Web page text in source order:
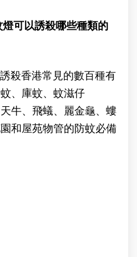
可以誘殺哪些種類的
香港常見的數百種有
、庫蚊、蚊滋仔
牛、飛蟻、麗金龜、螻
和屋苑物管的防蚊必備